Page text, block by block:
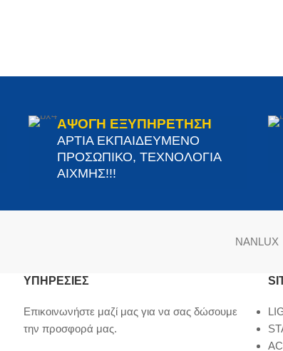
ΑΨΟΓΗ ΕΞΥΠΗΡΕΤΗΣΗ
ΑΡΤΙΑ ΕΚΠΑΙΔΕΥΜΕΝΟ
ΠΡΟΣΩΠΙΚΟ, ΤΕΧΝΟΛΟΓΙΑ
ΑΙΧΜΗΣ!!!
NANLUX
ΥΠΗΡΕΣΙΕΣ
Επικοινωνήστε μαζί μας για να σας δώσουμε
την προσφορά μας.